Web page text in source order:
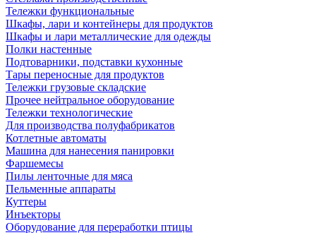
Тележки функциональные
Шкафы, лари и контейнеры для продуктов
Шкафы и лари металлические для одежды
Полки настенные
Подтоварники, подставки кухонные
Тары переносные для продуктов
Тележки грузовые складские
Прочее нейтральное оборудование
Тележки технологические
Для производства полуфабрикатов
Котлетные автоматы
Машина для нанесения панировки
Фаршемесы
Пилы ленточные для мяса
Пельменные аппараты
Куттеры
Инъекторы
Оборудование для переработки птицы